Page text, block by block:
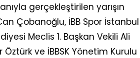
gerçekleştirilen yarışın
Çobanoğlu, İBB Spor İstanbul
Meclis 1. Başkan Vekili Ali
ve İBBSK Yönetim Kurulu